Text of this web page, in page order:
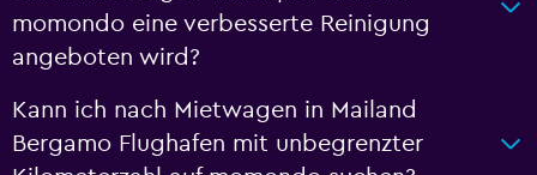
momondo eine verbesserte Reinigung
angeboten wird?
Kann ich nach Mietwagen in Mailand
Bergamo Flughafen mit unbegrenzter